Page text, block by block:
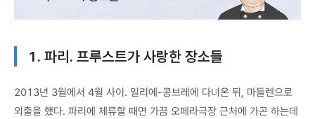
1. 파리. 프루스트가 사랑한 장소들
2013년 3월에서 4월 사이. 일리에-콩브레에 다녀온 뒤, 마들렌으로
외출을 했다. 파리에 체류할 때면 가끔 오페라극장 근처에 가곤 하는데